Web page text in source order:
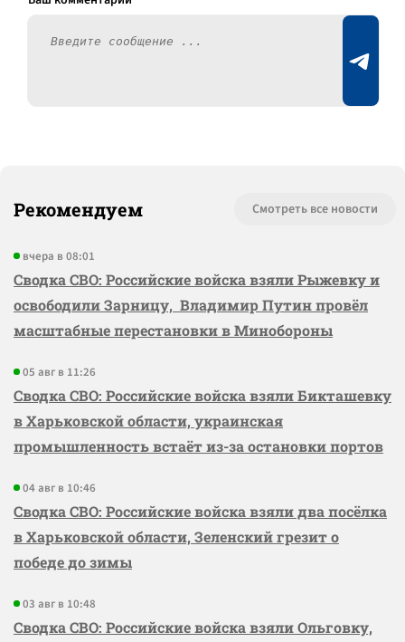
Рекомендуем Смотреть все новости
вчера в 08:01
Сводка СВО: Российские войска взяли Рыжевку и
освободили Зарницу, Владимир Путин провёл
масштабные перестановки в Минобороны
05 авг в 11:26
Сводка СВО: Российские войска взяли Бикташевку
в Харьковской области, украинская
промышленность встаёт из-за остановки портов
04 авг в 10:46
Сводка СВО: Российские войска взяли два посёлка
в Харьковской области, Зеленский грезит о
победе до зимы
03 авг в 10:48
Сводка СВО: Российские войска взяли Ольговку,